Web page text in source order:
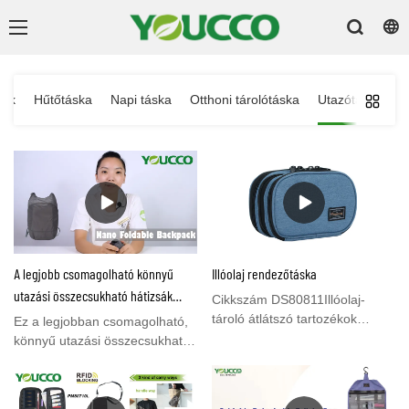
Hűtőtáska Napi táska Otthoni tárolótáska Utazótáska
A legjobb csomagolható könnyű
utazási összecsukható hátizsák
PPL001
Ez a legjobban csomagolható,
könnyű utazási összecsukható
mindennapi csomagod. Ennek
a hátizsáknak vékony sziluettje,
Illóolaj rendezőtáska
Cikkszám DS80811Illóolaj-
tároló átlátszó tartozékok
5 görgős palack befogadására
- háromrétegű illóolaj-rendező